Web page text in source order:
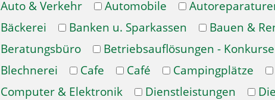
Auto & Verkehr
Automobile
Bäckerei
Banken u. Sparkassen Bauen &
Beratungsbüro
Betriebsauflösungen - Konkurse
Blechnerei
Cafe Café Campingplätze
Computer & Elektronik
Dienstleistungen